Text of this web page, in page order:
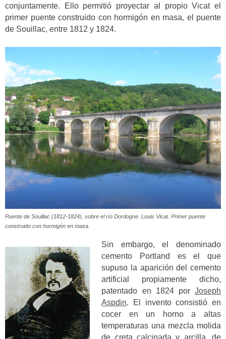
conjuntamente. Ello permitió proyectar al propio Vicat el
primer puente construido con hormigón en masa, el puente
de Souillac, entre 1812 y 1824.
Puente de Souillac (1812-1824), sobre el río Dordogne. Louis Vicat. Primer puente
construido con hormigón en masa.
Sin embargo, el denominado
cemento Portland es el que
supuso la aparición del cemento
artificial propiamente dicho,
patentado en 1824 por Joseph
Aspdin. El invento consistió en
cocer en un horno a altas
temperaturas una mezcla molida
de creta calcinada y arcilla, de